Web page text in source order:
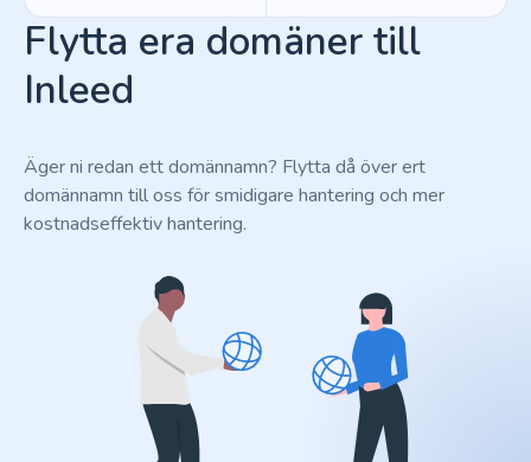
Flytta era domäner till
Inleed
Äger ni redan ett domännamn? Flytta då över ert
domännamn till oss för smidigare hantering och mer
kostnadseffektiv hantering.